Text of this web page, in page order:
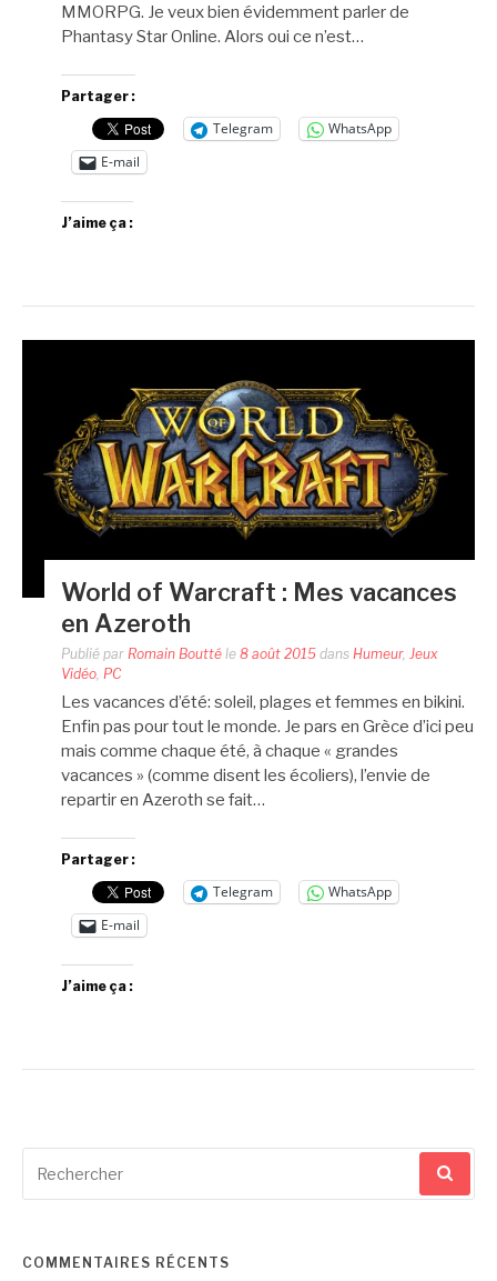
MMORPG. Je veux bien évidemment parler de
Phantasy Star Online. Alors oui ce n’est…
Partager :
Telegram
WhatsApp
E-mail
J’aime ça :
World of Warcraft : Mes vacances
en Azeroth
Publié par Romain Boutté le 8 août 2015 dans Humeur, Jeux
Vidéo, PC
Les vacances d’été: soleil, plages et femmes en bikini.
Enfin pas pour tout le monde. Je pars en Grèce d’ici peu
mais comme chaque été, à chaque « grandes
vacances » (comme disent les écoliers), l’envie de
repartir en Azeroth se fait…
Partager :
Telegram
WhatsApp
E-mail
J’aime ça :
pour
COMMENTAIRES RÉCENTS